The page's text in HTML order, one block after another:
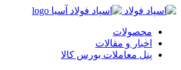
محصولات
اخبار و مقالات
پنل معاملات بورس کالا